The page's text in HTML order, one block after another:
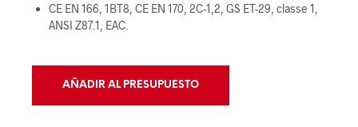
CE EN 166, 1BT8, CE EN 170, 2C-1,2, GS ET-29, classe 1,
ANSI Z87.1, EAC.
AÑADIR AL PRESUPUESTO